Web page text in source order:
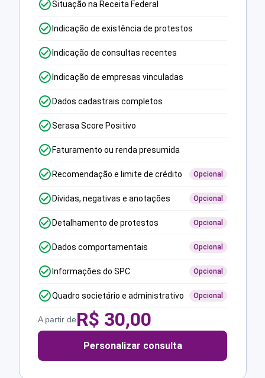
Situação na Receita Federal
Indicação de existência de protestos
Indicação de consultas recentes
Indicação de empresas vinculadas
Dados cadastrais completos
Serasa Score Positivo
Faturamento ou renda presumida
Recomendação e limite de crédito Opcional
Dívidas, negativas e anotações Opcional
Detalhamento de protestos Opcional
Dados comportamentais Opcional
Informações do SPC Opcional
Quadro societário e administrativo Opcional
A partir deR$ 30,00
Personalizar consulta